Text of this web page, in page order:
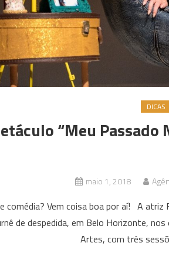
DICAS
“Meu Passado
maio 1, 2018
comédia? Vem coisa boa por aí! A atriz
de despedida, em Belo Horizonte,
Artes, com três